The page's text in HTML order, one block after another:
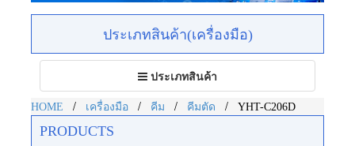
ประเภทสินค้า(เครื่องมือ)
Toggle
navigation
ประเภทสินค้า
HOME / เครื่องมือ / คีม / คีมตัด / YHT-C206D
PRODUCTS